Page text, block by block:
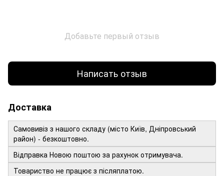
Добавьте первый отзыв
Написать отзыв
Доставка
Самовивіз з нашого складу (місто Київ, Дніпровський
район) - безкоштовно.
Відправка Новою поштою за рахунок отримувача.
Товариство не працює з післяплатою.